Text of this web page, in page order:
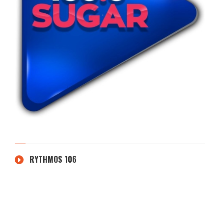
RYTHMOS 106